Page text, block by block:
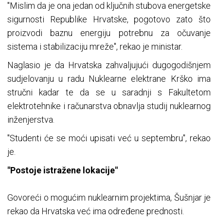
"Mislim da je ona jedan od ključnih stubova energetske
sigurnosti Republike Hrvatske, pogotovo zato što
proizvodi baznu energiju potrebnu za očuvanje
sistema i stabilizaciju mreže", rekao je ministar.
Naglasio je da Hrvatska zahvaljujući dugogodišnjem
sudjelovanju u radu Nuklearne elektrane Krško ima
stručni kadar te da se u saradnji s Fakultetom
elektrotehnike i računarstva obnavlja studij nuklearnog
inženjerstva.
"Studenti će se moći upisati već u septembru", rekao
je.
"Postoje istražene lokacije"
Govoreći o mogućim nuklearnim projektima, Šušnjar je
rekao da Hrvatska već ima određene prednosti.